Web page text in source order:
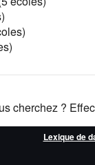
cherchez ?
Lexique de